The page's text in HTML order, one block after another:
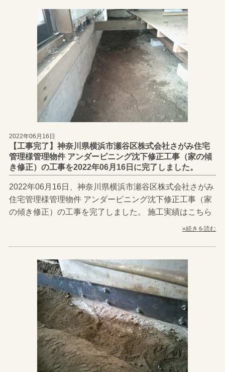
2022年06月16日
【工事完了】神奈川県横浜市瀬谷区株式会社さがみ住宅
管理様管理物件 アンダーピニング沈下修正工事（家の傾
き修正）の工事を2022年06月16日に完了しました。
2022年06月16日、神奈川県横浜市瀬谷区株式会社さがみ
住宅管理様管理物件 アンダーピニング沈下修正工事（家
の傾き修正）の工事を完了しました。 施工実績はこちら
»続きを読む